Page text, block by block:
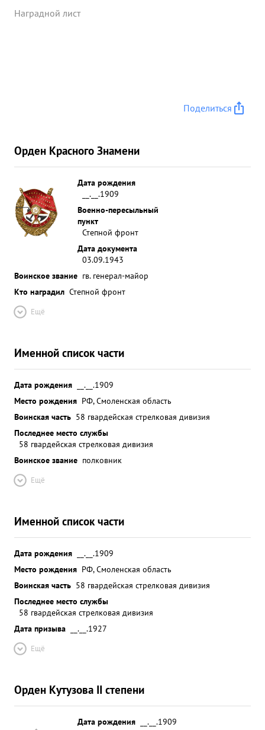
Наградной лист
Поделиться
Орден Красного Знамени
Дата рождения
__.__.1909
Военно-пересыльный
пункт
Степной фронт
Дата документа
03.09.1943
Воинское звание гв. генерал-майор
Кто наградил Степной фронт
Ещё
Именной список части
Дата рождения
__.__.1909
Место рождения РФ, Смоленская область
Воинская часть 58 гвардейская стрелковая дивизия
Последнее место службы
58 гвардейская стрелковая дивизия
Воинское звание полковник
Ещё
Именной список части
Дата рождения
__.__.1909
Место рождения РФ, Смоленская область
Воинская часть 58 гвардейская стрелковая дивизия
Последнее место службы
58 гвардейская стрелковая дивизия
Дата призыва
__.__.1927
Ещё
Орден Кутузова II степени
Дата рождения
__.__.1909